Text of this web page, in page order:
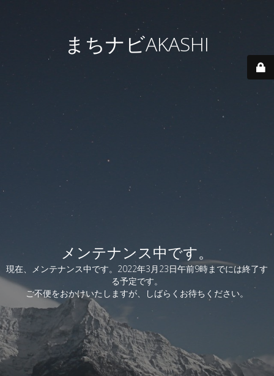
まちナビAKASHI
メンテナンス中です。
現在、メンテナンス中です。2022年3月23日午前9時までには終了す
る予定です。
ご不便をおかけいたしますが、しばらくお待ちください。